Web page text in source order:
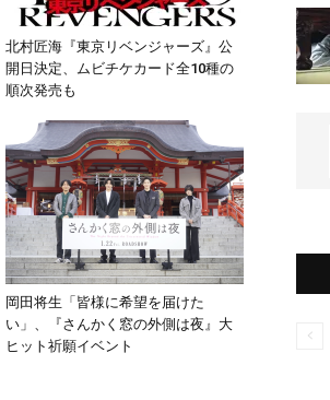
北村匠海『東京リベンジャーズ』公
開日決定、ムビチケカード全10種の
順次発売も
岡田将生「皆様に希望を届けた
い」、『さんかく窓の外側は夜』大
ヒット祈願イベント